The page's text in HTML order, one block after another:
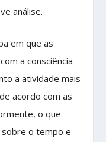
análise.
em que as
a consciência
a atividade mais
acordo com as
o que
o tempo e